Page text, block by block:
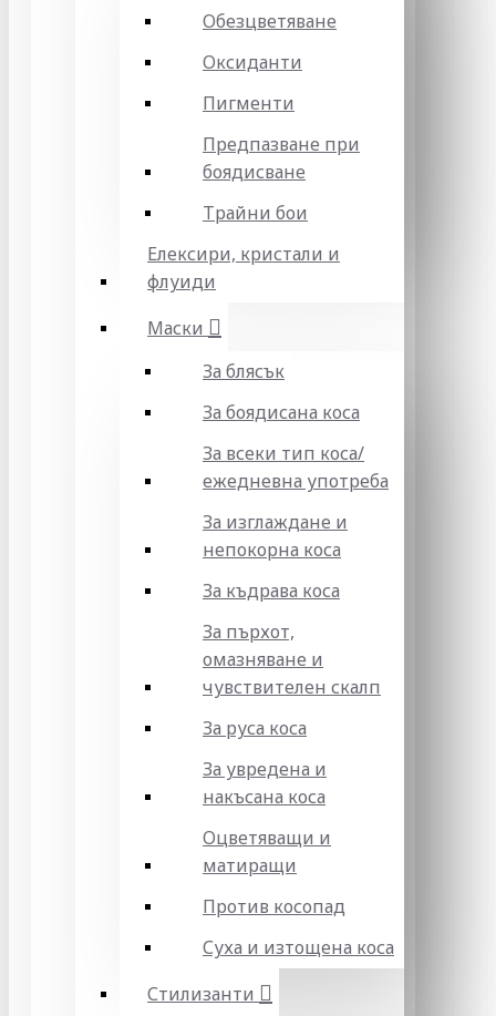
Обезцветяване
Оксиданти
Пигменти
Предпазване при
боядисване
Трайни бои
Елексири, кристали и
флуиди
Маски
За блясък
За боядисана коса
За всеки тип коса/
ежедневна употреба
За изглаждане и
непокорна коса
За къдрава коса
За пърхот,
омазняване и
чувствителен скалп
За руса коса
За увредена и
накъсана коса
Оцветяващи и
матиращи
Против косопад
Суха и изтощена коса
Стилизанти